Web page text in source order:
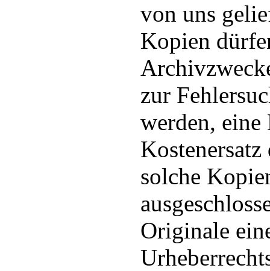
von uns
Kopien
zur
werden,
solche
Originale